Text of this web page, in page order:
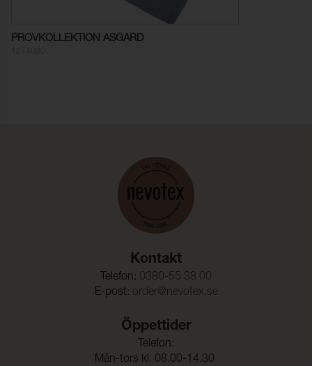
5 (ISO 105-E02)
Färghärdighet mot
PROVKOLLEKTION ASGARD
Kontakt
Telefon: 0380-55 38 00
E-post: order@nevotex.se
Öppettider
Telefon:
Mån-tors kl. 08.00-14.30